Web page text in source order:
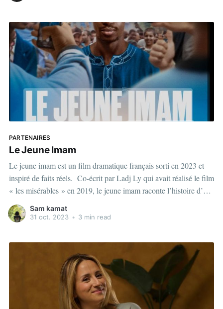
PARTENAIRES
Le Jeune Imam
Le jeune imam est un film dramatique français sorti en 2023 et
inspiré de faits réels. Co-écrit par Ladj Ly qui avait réalisé le film
« les misérables » en 2019, le jeune imam raconte l’histoire d’Ali,
un enfant de 14 ans d’origine malienne qui vit dans la
Sam kamat
31 oct. 2023 • 3 min read